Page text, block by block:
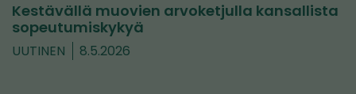
Kestävällä muovien arvoketjulla kansallista
sopeutumiskykyä
UUTINEN 8.5.2026